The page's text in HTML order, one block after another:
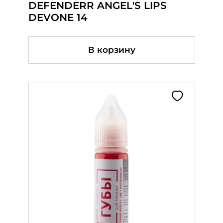
DEFENDERR ANGEL'S LIPS
DEVONE 14
В корзину
DROBOT Брови (орг.) №1.4 (10
мл.)
В корзину
DROBOT Губы №58 (10 мл)
В корзину